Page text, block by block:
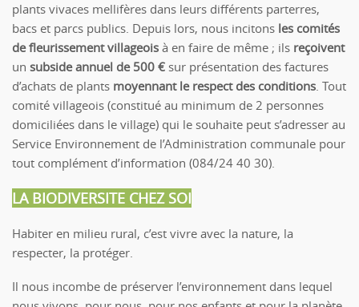
plants vivaces mellifères dans leurs différents parterres,
bacs et parcs publics. Depuis lors, nous incitons les comités
de fleurissement villageois à en faire de même ; ils reçoivent
un subside annuel de 500 € sur présentation des factures
d’achats de plants moyennant le respect des conditions. Tout
comité villageois (constitué au minimum de 2 personnes
domiciliées dans le village) qui le souhaite peut s’adresser au
Service Environnement de l’Administration communale pour
tout complément d’information (084/24 40 30).
LA BIODIVERSITE CHEZ SOI
Habiter en milieu rural, c’est vivre avec la nature, la
respecter, la protéger.
Il nous incombe de préserver l’environnement dans lequel